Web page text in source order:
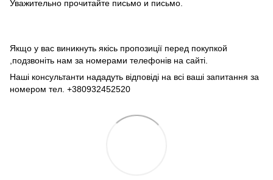
Уважительно прочитайте письмо и письмо.
Якщо у вас виникнуть якісь пропозиції перед покупкой
,подзвоніть нам за номерами телефонів на сайті.
Наші консультанти нададуть відповіді на всі ваші запитання за
номером тел. +380932452520